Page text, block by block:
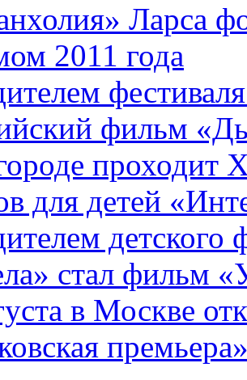
Ларса
2011 года
фильм
проходит
для детей
детского
стал фильм
в Москве